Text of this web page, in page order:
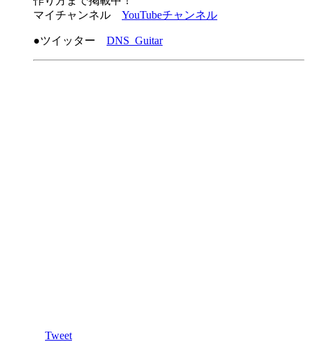
マイチャンネル YouTubeチャンネル
●ツイッター DNS_Guitar
Tweet